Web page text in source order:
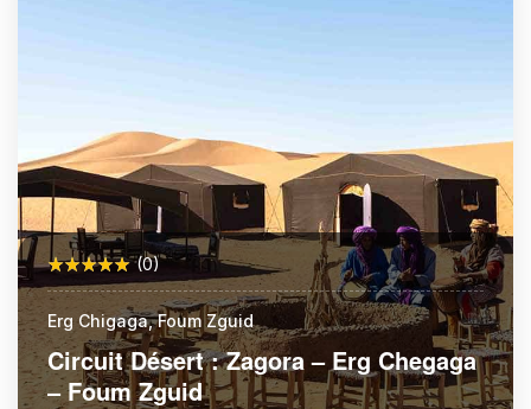
(0)
Erg Chigaga, Foum Zguid
Circuit Désert : Zagora – Erg Chegaga
– Foum Zguid